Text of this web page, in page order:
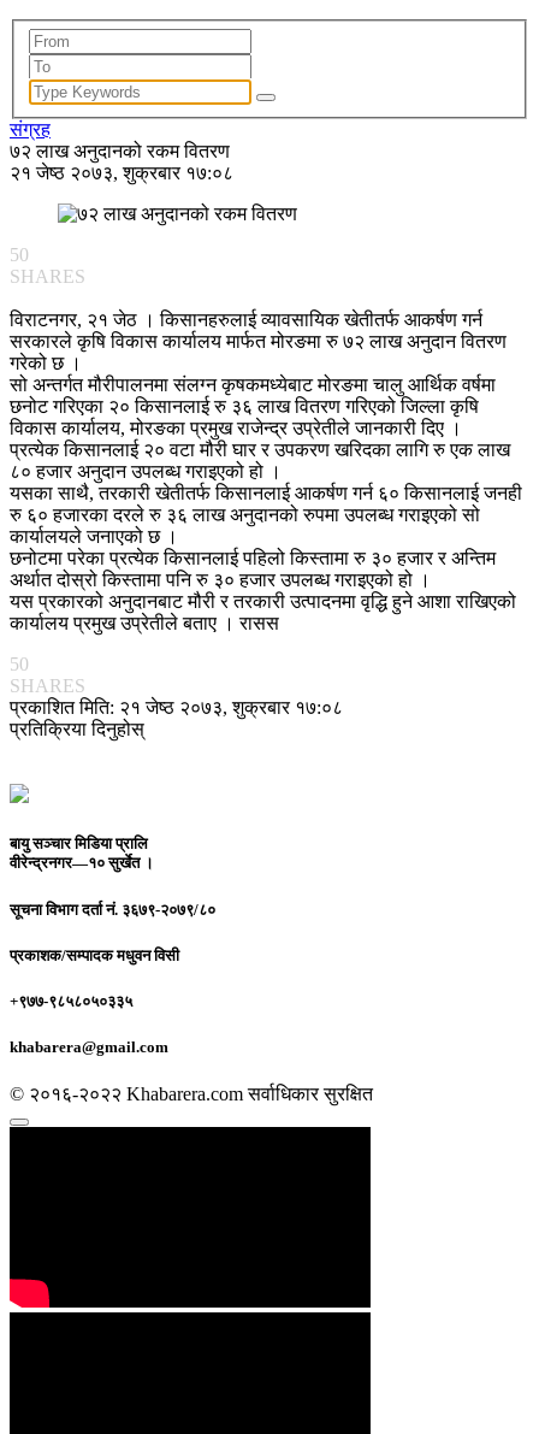
संग्रह
७२ लाख अनुदानको रकम वितरण
२१ जेष्ठ २०७३, शुक्रबार १७:०८
50
SHARES
विराटनगर, २१ जेठ । किसानहरुलाई व्यावसायिक खेतीतर्फ आकर्षण गर्न
सरकारले कृषि विकास कार्यालय मार्फत मोरङमा रु ७२ लाख अनुदान वितरण
गरेको छ ।
सो अन्तर्गत मौरीपालनमा संलग्न कृषकमध्येबाट मोरङमा चालु आर्थिक वर्षमा
छनोट गरिएका २० किसानलाई रु ३६ लाख वितरण गरिएको जिल्ला कृषि
विकास कार्यालय, मोरङका प्रमुख राजेन्द्र उप्रेतीले जानकारी दिए ।
प्रत्येक किसानलाई २० वटा मौरी घार र उपकरण खरिदका लागि रु एक लाख
८० हजार अनुदान उपलब्ध गराइएको हो ।
यसका साथै, तरकारी खेतीतर्फ किसानलाई आकर्षण गर्न ६० किसानलाई जनही
रु ६० हजारका दरले रु ३६ लाख अनुदानको रुपमा उपलब्ध गराइएको सो
कार्यालयले जनाएको छ ।
छनोटमा परेका प्रत्येक किसानलाई पहिलो किस्तामा रु ३० हजार र अन्तिम
अर्थात दोस्रो किस्तामा पनि रु ३० हजार उपलब्ध गराइएको हो ।
यस प्रकारको अनुदानबाट मौरी र तरकारी उत्पादनमा वृद्धि हुने आशा राखिएको
कार्यालय प्रमुख उप्रेतीले बताए । रासस
50
SHARES
प्रकाशित मिति: २१ जेष्ठ २०७३, शुक्रबार १७:०८
प्रतिक्रिया दिनुहोस्
बायु सञ्चार मिडिया प्रालि
वीरेन्द्रनगर—१० सुर्खेत ।
सूचना विभाग दर्ता नं. ३६७९-२०७९/८०
प्रकाशक/सम्पादकमधुवन विसी
+९७७-९८५८०५०३३५
khabarera@gmail.com
© २०१६-२०२२ Khabarera.com सर्वाधिकार सुरक्षित